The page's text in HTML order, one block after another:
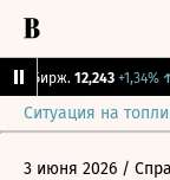
Бирж. 12,243 +1,34%↑
Ситуация на
3 июня 2026 /